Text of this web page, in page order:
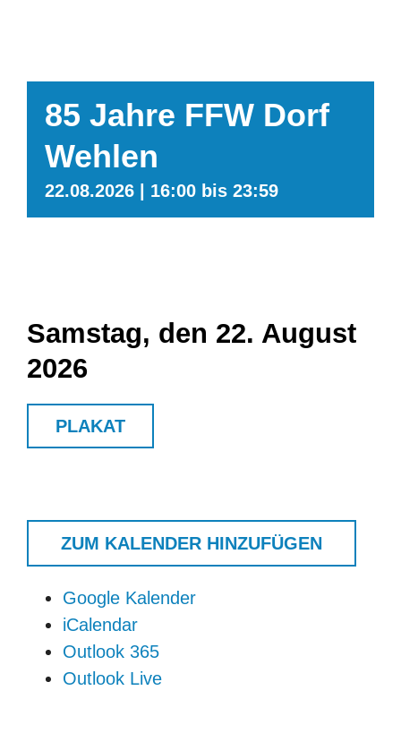
85 Jahre FFW Dorf
Wehlen
22.08.2026 | 16:00 bis 23:59
Samstag, den 22. August
2026
PLAKAT
ZUM KALENDER HINZUFÜGEN
Google Kalender
iCalendar
Outlook 365
Outlook Live